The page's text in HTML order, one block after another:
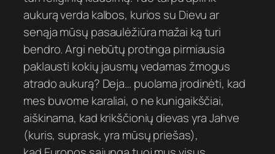
aukurą verda kalbos, kurios su Dievu ar
senąja mūsų pasaulėžiūra mažai ką turi
bendro. Argi nebūtų protinga pirmiausia
paklausti kokių jausmų vedamas žmogus
atrado aukurą? Deja… puolama įrodinėti, kad
mes buvome karaliai, o ne kunigaikščiai,
aiškinama, kad krikščionių dievas yra Jahve
(kuris, suprask, yra mūsų priešas),